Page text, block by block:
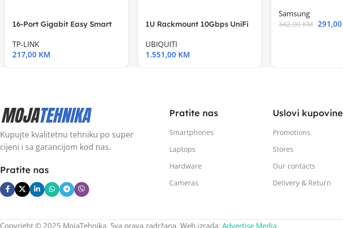
16-Port Gigabit Easy Smart
TP-LINK
217,00 KM
1U Rackmount 10Gbps UniFi
UBIQUITI
1.551,00 KM
Samsung
342,00KM 291,00
Kupujte kvalitetnu tehniku po super
cijeni i sa garancijom kod nas.
Pratite nas
Pratite nas
Smartphones
Laptops
Hardware
Cameras
Uslovi kupovine
Promotions
Stores
Our contacts
Delivery & Return
Copyright © 2025 MojaTehnika. Sva prava zadržana. Web izrada: Advertise Media